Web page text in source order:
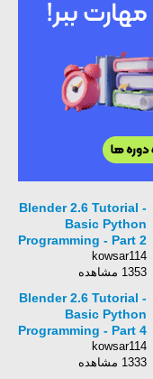
Blender 2.6 Tutorial -
Basic Python
Programming - Part 2
kowsar114
1353 مشاهده
Blender 2.6 Tutorial -
Basic Python
Programming - Part 4
kowsar114
1333 مشاهده